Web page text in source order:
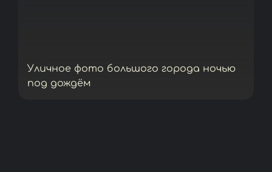
Уличное фото большого города ночью
под дождём